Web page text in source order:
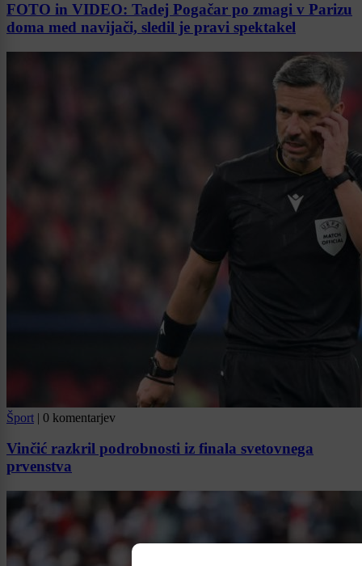
FOTO in VIDEO: Tadej Pogačar po zmagi v Parizu
doma med navijači, sledil je pravi spektakel
Šport | 0 komentarjev
Vinčić razkril podrobnosti iz finala svetovnega
prvenstva